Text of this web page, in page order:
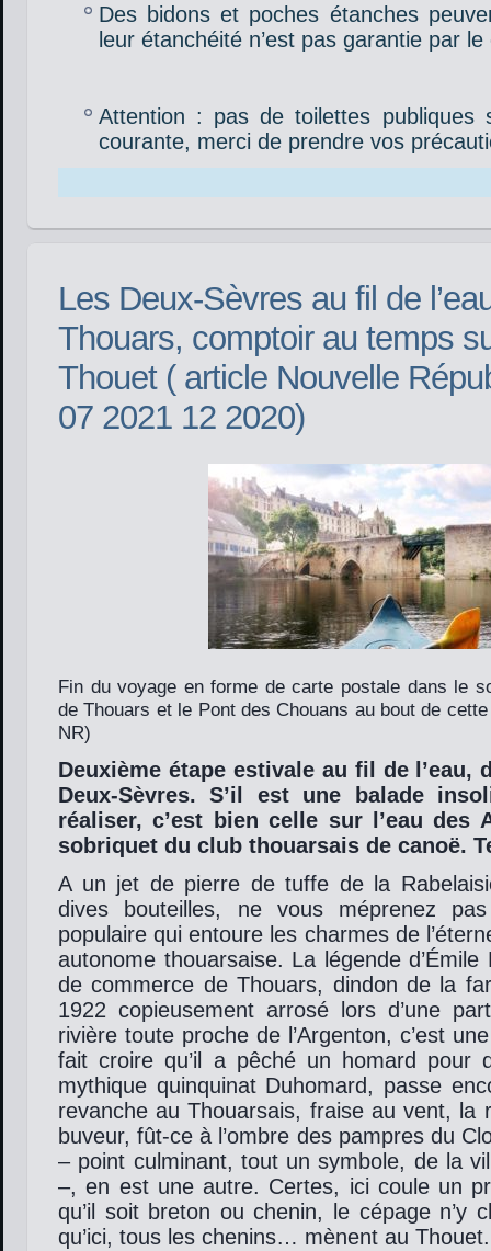
Des bidons et poches étanches
leur étanchéité n’est pas garantie par le
Attention : pas de toilettes publiques
courante, merci de prendre vos
Les Deux-Sèvres au fil de
Thouars, comptoir au temps
Thouet ( article Nouvelle
07 2021 12 2020)
Fin du voyage en forme de carte postale dans le
de Thouars et le Pont des Chouans au bout de
NR)
Deuxième étape estivale au fil de l’eau,
Deux-Sèvres. S’il est une balade
réaliser, c’est bien celle sur l’eau des
sobriquet du club thouarsais de canoë.
A un jet de pierre de tuffe de la
dives bouteilles, ne vous méprenez
populaire qui entoure les charmes de
autonome thouarsaise. La légende
de commerce de Thouars, dindon de la
1922 copieusement arrosé lors d’une
rivière toute proche de l’Argenton, c’est
fait croire qu’il a pêché un homard pour
mythique quinquinat Duhomard, passe
revanche au Thouarsais, fraise au vent, la
buveur, fût-ce à l’ombre des pampres du
– point culminant, tout un symbole, de la
–, en est une autre. Certes, ici coule un
qu’il soit breton ou chenin, le cépage n’y
qu’ici, tous les chenins… mènent au Thouet.